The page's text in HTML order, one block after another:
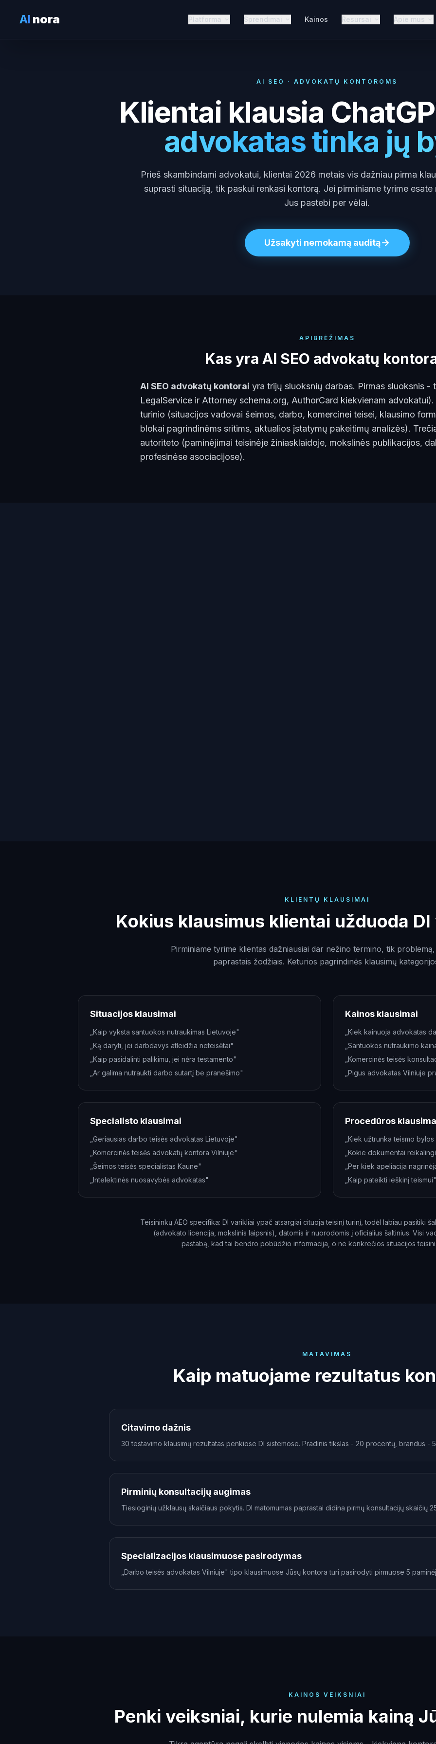
AI nora Platforma Sprendimai Kainos Resursai Apie mus
AI SEO · ADVOKATŲ KONTOROMS
Klientai klausia
advokatas tinka jų
Prieš skambindami advokatui, klientai 2026 metais vis dažniau pirma
suprasti situaciją, tik paskui renkasi kontorą. Jei pirminiame tyrime esate
Jus pastebi per vėlai.
Užsakyti nemokamą auditą
APIBRĖŽIMAS
Kas yra AI SEO advokatų
AI SEO advokatų kontorai yra trijų sluoksnių darbas. Pirmas sluoksnis -
LegalService ir Attorney schema.org, AuthorCard kiekvienam
turinio (situacijos vadovai šeimos, darbo, komercinei teisei, klausimo
blokai pagrindinėms sritims, aktualios įstatymų pakeitimų analizės).
autoriteto (paminėjimai teisinėje žiniasklaidoje, mokslinės publikacijos,
profesinėse asociacijose).
KLIENTŲ KLAUSIMAI
Kokius klausimus klientai užduoda
Pirminiame tyrime klientas dažniausiai dar nežino termino, tik
paprastais žodžiais. Keturios pagrindinės klausimų
Situacijos klausimai
„Kaip vyksta santuokos nutraukimas Lietuvoje"
„Ką daryti, jei darbdavys atleidžia neteisėtai"
„Kaip pasidalinti palikimu, jei nėra testamento"
„Ar galima nutraukti darbo sutartį be pranešimo"
Kainos klausimai
„Kiek kainuoja advokatas
„Santuokos nutraukimo
„Komercinės teisės
„Pigus advokatas Vilniuje
Specialisto klausimai
„Geriausias darbo teisės advokatas Lietuvoje"
„Komercinės teisės advokatų kontora Vilniuje"
„Šeimos teisės specialistas Kaune"
„Intelektinės nuosavybės advokatas"
Procedūros
„Kiek užtrunka teismo
„Kokie dokumentai
„Per kiek apeliacija
„Kaip pateikti ieškinį teismui"
Teisininkų AEO specifika: DI varikliai ypač atsargiai cituoja teisinį turinį, todėl labiau pasitiki
(advokato licencija, mokslinis laipsnis), datomis ir nuorodomis į oficialius šaltinius. Visi
pastabą, kad tai bendro pobūdžio informacija, o ne konkrečios situacijos
MATAVIMAS
Kaip matuojame rezultatus
Citavimo dažnis
30 testavimo klausimų rezultatas penkiose DI sistemose. Pradinis tikslas - 20 procentų, brandus -
Pirminių konsultacijų augimas
Tiesioginių užklausų skaičiaus pokytis. DI matomumas paprastai didina pirmų konsultacijų skaičių
Specializacijos klausimuose pasirodymas
„Darbo teisės advokatas Vilniuje" tipo klausimuose Jūsų kontora turi pasirodyti pirmuose 5
KAINOS VEIKSNIAI
Penki veiksniai, kurie nulemia kainą